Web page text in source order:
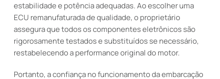
estabilidade e potência adequadas. Ao escolher uma
ECU remanufaturada de qualidade, o proprietário
assegura que todos os componentes eletrônicos são
rigorosamente testados e substituídos se necessário,
restabelecendo a performance original do motor.
Portanto, a confiança no funcionamento da embarcação